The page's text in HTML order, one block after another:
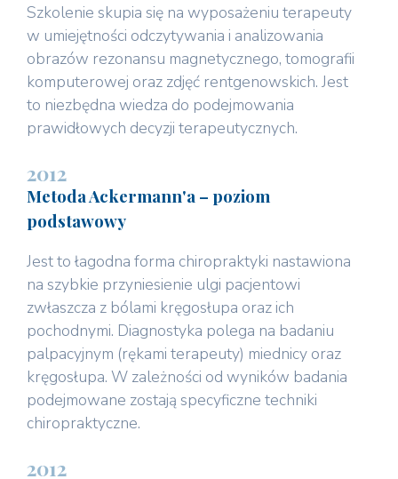
Szkolenie skupia się na wyposażeniu terapeuty
w umiejętności odczytywania i analizowania
obrazów rezonansu magnetycznego, tomografii
komputerowej oraz zdjęć rentgenowskich. Jest
to niezbędna wiedza do podejmowania
prawidłowych decyzji terapeutycznych.
2012
Metoda Ackermann'a – poziom
podstawowy
Jest to łagodna forma chiropraktyki nastawiona
na szybkie przyniesienie ulgi pacjentowi
zwłaszcza z bólami kręgosłupa oraz ich
pochodnymi. Diagnostyka polega na badaniu
palpacyjnym (rękami terapeuty) miednicy oraz
kręgosłupa. W zależności od wyników badania
podejmowane zostają specyficzne techniki
chiropraktyczne.
2012